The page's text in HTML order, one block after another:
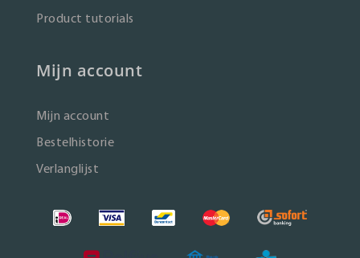
Product tutorials
Mijn account
Mijn account
Bestelhistorie
Verlanglijst